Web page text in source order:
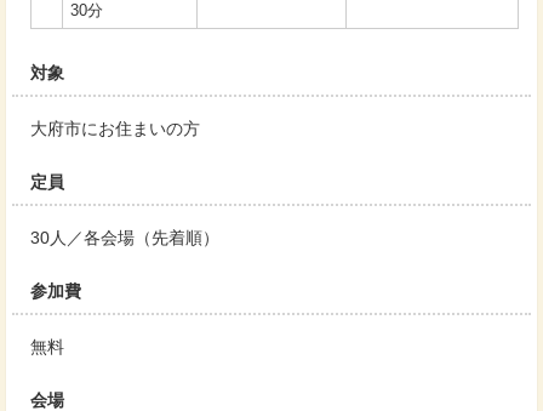
30分
対象
大府市にお住まいの方
定員
30人／各会場（先着順）
参加費
無料
会場